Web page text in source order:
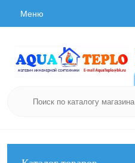
Меню